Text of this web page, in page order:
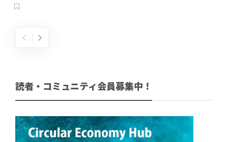
読者・コミュニティ会員募集中！